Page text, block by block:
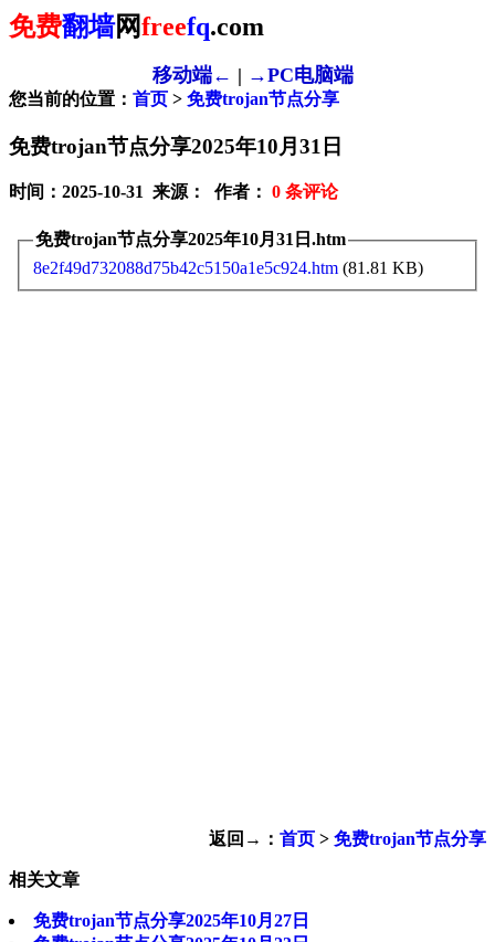
免费翻墙网freefq.com
移动端← | →PC电脑端
您当前的位置： 首页 > 免费trojan节点分享
免费trojan节点分享2025年10月31日
时间：2025-10-31 来源： 作者： 0 条评论
免费trojan节点分享2025年10月31日.htm
8e2f49d732088d75b42c5150a1e5c924.htm (81.81 KB)
返回→： 首页 > 免费trojan节点分享
相关文章
免费trojan节点分享2025年10月27日